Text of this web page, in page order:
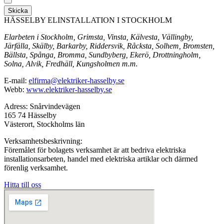
Skicka
HÄSSELBY ELINSTALLATION I STOCKHOLM
Elarbeten i Stockholm, Grimsta, Vinsta, Kälvesta, Vällingby,
Järfälla, Skälby, Barkarby, Riddersvik, Råcksta, Solhem, Bromsten,
Bällsta, Spånga, Bromma, Sundbyberg, Ekerö, Drottningholm,
Solna, Alvik, Fredhäll, Kungsholmen m.m.
E-mail: elfirma@elektriker-hasselby.se
Webb: www.elektriker-hasselby.se
Adress: Snårvindevägen
165 74 Hässelby
Västerort, Stockholms län
Verksamhetsbeskrivning:
Föremålet för bolagets verksamhet är att bedriva elektriska
installationsarbeten, handel med elektriska artiklar och därmed
förenlig verksamhet.
Hitta till oss